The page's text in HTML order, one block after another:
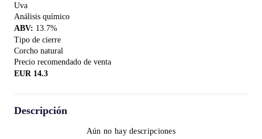
Uva
Análisis químico
ABV: 13.7%
Tipo de cierre
Corcho natural
Precio recomendado de venta
EUR 14.3
Descripción
Aún no hay descripciones